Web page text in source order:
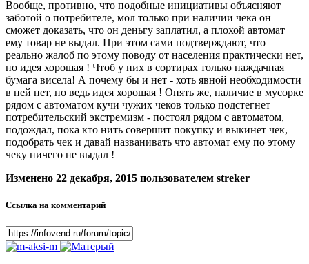
Вообще, противно, что подобные инициативы объясняют
заботой о потребителе, мол только при наличии чека он
сможет доказать, что он деньгу заплатил, а плохой автомат
ему товар не выдал. При этом сами подтверждают, что
реально жалоб по этому поводу от населения практически нет,
но идея хорошая ! Чтоб у них в сортирах только наждачная
бумага висела! А почему бы и нет - хоть явной необходимости
в ней нет, но ведь идея хорошая ! Опять же, наличие в мусорке
рядом с автоматом кучи чужих чеков только подстегнет
потребительский экстремизм - постоял рядом с автоматом,
подождал, пока кто нить совершит покупку и выкинет чек,
подобрать чек и давай названивать что автомат ему по этому
чеку ничего не выдал !
Изменено 22 декабря, 2015 пользователем streker
Ссылка на комментарий